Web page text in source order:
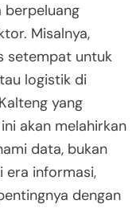
berpeluang
Misalnya,
setempat untuk
logistik di
yang
akan melahirkan
data, bukan
era informasi,
dengan